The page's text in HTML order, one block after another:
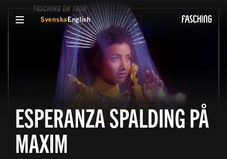
VISA MENYSvenskaEnglish
ESPERANZA SPALDING PÅ
MAXIM